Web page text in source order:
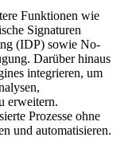
Funktionen wie
Signaturen
(IDP) sowie No-
Darüber hinaus
integrieren, um
erweitern.
Prozesse ohne
und automatisieren.